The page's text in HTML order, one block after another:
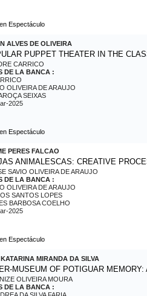
Espectáculo
ALVES DE OLIVEIRA
PUPPET THEATER IN THE
CARRICO
DE LA BANCA :
OLIVEIRA DE ARAUJO
SEIXAS
2025
Espectáculo
PERES FALCAO
ANIMALESCAS: CREATIVE
SAVIO OLIVEIRA DE ARAUJO
DE LA BANCA :
OLIVEIRA DE ARAUJO
SANTOS LOPES
BARBOSA COELHO
2025
Espectáculo
MIRANDA DA SILVA
MUSEUM OF POTIGUAR
OLIVEIRA MOURA
DE LA BANCA :